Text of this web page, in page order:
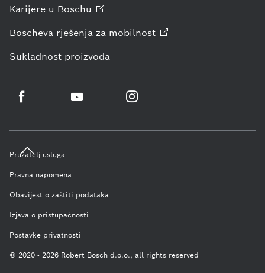
Karijere u Boschu
Boscheva rješenja za mobilnost
Sukladnost proizvoda
Pružatelj usluga
Pravna napomena
Obavijest o zaštiti podataka
Izjava o pristupačnosti
Postavke privatnosti
© 2020 - 2026 Robert Bosch d.o.o., all rights reserved